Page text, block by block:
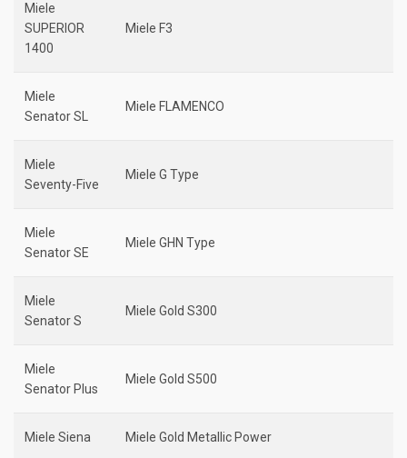
Miele
SUPERIOR
1400
Miele F3
Miele
Senator SL
Miele FLAMENCO
Miele
Seventy-Five
Miele G Type
Miele
Senator SE
Miele GHN Type
Miele
Senator S
Miele Gold S300
Miele
Senator Plus
Miele Gold S500
Miele Siena Miele Gold Metallic Power